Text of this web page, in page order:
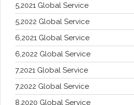
5,2021 Global Service
5,2022 Global Service
6,2021 Global Service
6,2022 Global Service
7,2021 Global Service
7,2022 Global Service
8,2020 Global Service